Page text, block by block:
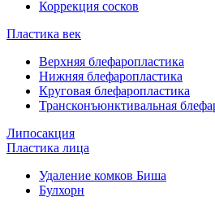
Коррекция сосков
Пластика век
Верхняя блефаропластика
Нижняя блефаропластика
Круговая блефаропластика
Трансконъюнктивальная
Липосакция
Пластика лица
Удаление комков Биша
Булхорн